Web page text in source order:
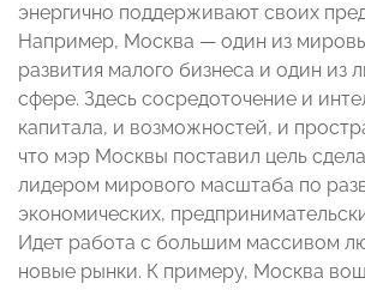
энергично поддерживают своих
Например, Москва — один из
развития малого бизнеса и один из
сфере. Здесь сосредоточение и
капитала, и возможностей, и
что мэр Москвы поставил цель
лидером мирового масштаба по
экономических,
Идет работа с большим массивом
новые рынки. К примеру, Москва